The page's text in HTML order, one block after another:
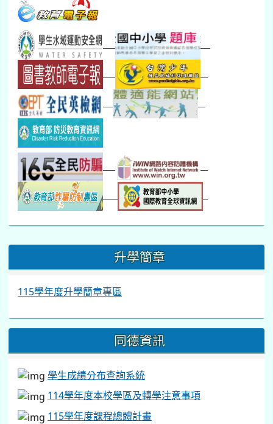
本週_圖書館開放借...
開學日
第一週
超額比序暨免試入學...
::: 升學簡章
115學年度升學簡章專區
同德資訊
學生成績分布查詢系統
114學年度本校學區及轉學注意事項
115學年度課程總體計畫